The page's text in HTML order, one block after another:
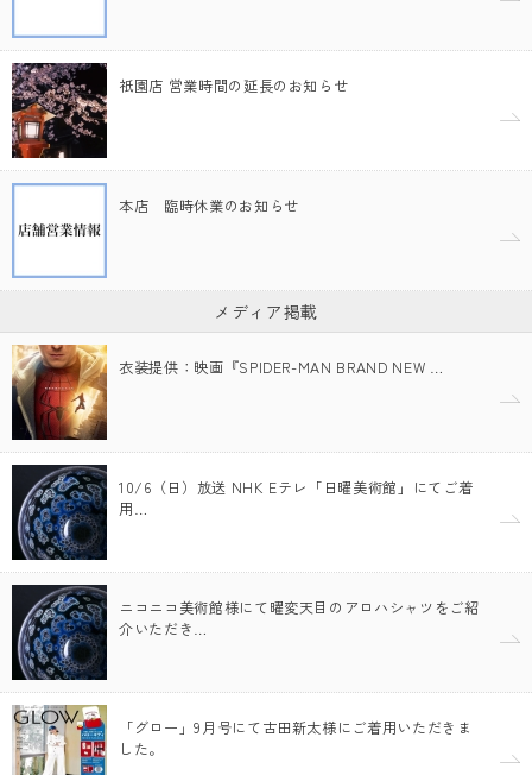
祇園店 営業時間の延長のお知らせ
本店 臨時休業のお知らせ
メディア掲載
衣装提供：映画『SPIDER-MAN BRAND NEW …
10/6（日）放送 NHK Eテレ「日曜美術館」にてご着
用…
ニコニコ美術館様にて曜変天目のアロハシャツをご紹
介いただき…
「グロー」9月号にて古田新太様にご着用いただきま
した。